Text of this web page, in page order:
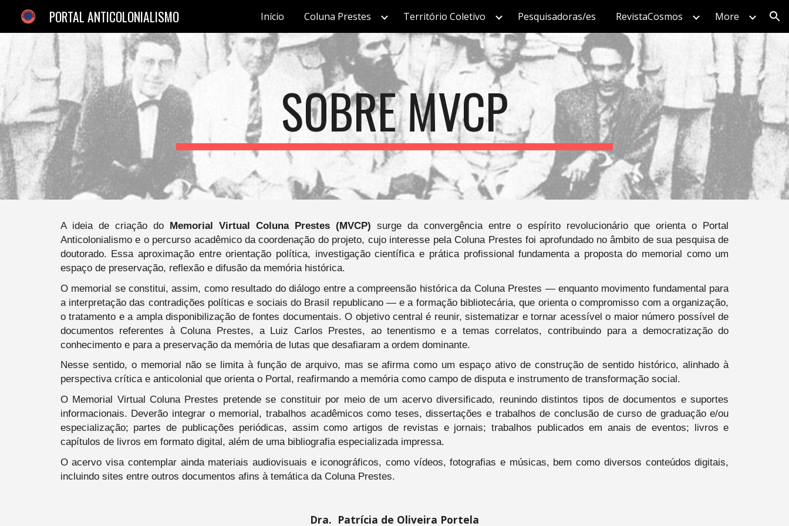
Skip to main content Skip to navigation
PORTAL ANTICOLONIALISMO Início Coluna Prestes Território Coletivo Pesquisadoras/es RevistaCosmos More
SOBRE MVCP
A ideia de criação do Memorial Virtual Coluna Prestes (MVCP) surge da convergência entre o espírito revolucionário que orienta o Portal
Anticolonialismo e o percurso acadêmico da coordenação do projeto, cujo interesse pela Coluna Prestes foi aprofundado no âmbito de sua pesquisa de
doutorado. Essa aproximação entre orientação política, investigação científica e prática profissional fundamenta a proposta do memorial como um
espaço de preservação, reflexão e difusão da memória histórica.
O memorial se constitui, assim, como resultado do diálogo entre a compreensão histórica da Coluna Prestes — enquanto movimento fundamental para
a interpretação das contradições políticas e sociais do Brasil republicano — e a formação bibliotecária, que orienta o compromisso com a organização,
o tratamento e a ampla disponibilização de fontes documentais. O objetivo central é reunir, sistematizar e tornar acessível o maior número possível de
documentos referentes à Coluna Prestes, a Luiz Carlos Prestes, ao tenentismo e a temas correlatos, contribuindo para a democratização do
conhecimento e para a preservação da memória de lutas que desafiaram a ordem dominante.
Nesse sentido, o memorial não se limita à função de arquivo, mas se afirma como um espaço ativo de construção de sentido histórico, alinhado à
perspectiva crítica e anticolonial que orienta o Portal, reafirmando a memória como campo de disputa e instrumento de transformação social.
O Memorial Virtual Coluna Prestes pretende se constituir por meio de um acervo diversificado, reunindo distintos tipos de documentos e suportes
informacionais. Deverão integrar o memorial, trabalhos acadêmicos como teses, dissertações e trabalhos de conclusão de curso de graduação e/ou
especialização; partes de publicações periódicas, assim como artigos de revistas e jornais; trabalhos publicados em anais de eventos; livros e
capítulos de livros em formato digital, além de uma bibliografia especializada impressa.
O acervo visa contemplar ainda materiais audiovisuais e iconográficos, como vídeos, fotografias e músicas, bem como diversos conteúdos digitais,
incluindo sites entre outros documentos afins à temática da Coluna Prestes.
Dra. Patrícia de Oliveira Portela